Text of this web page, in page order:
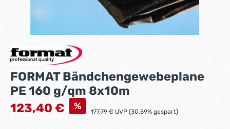
FORMAT Bändchengewebeplane
PE 160 g/qm 8x10m
Verkaufspreis:
123,40 € % Regulärer Preis:
177,79 € UVP (30.59% gespart)